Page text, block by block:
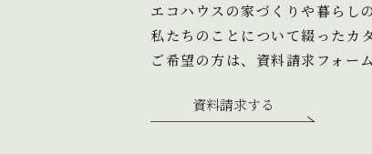
エコハウスの家づくりや暮らし
私たちのことについて綴ったカ
ご希望の方は、資料請求フォー
資料請求する